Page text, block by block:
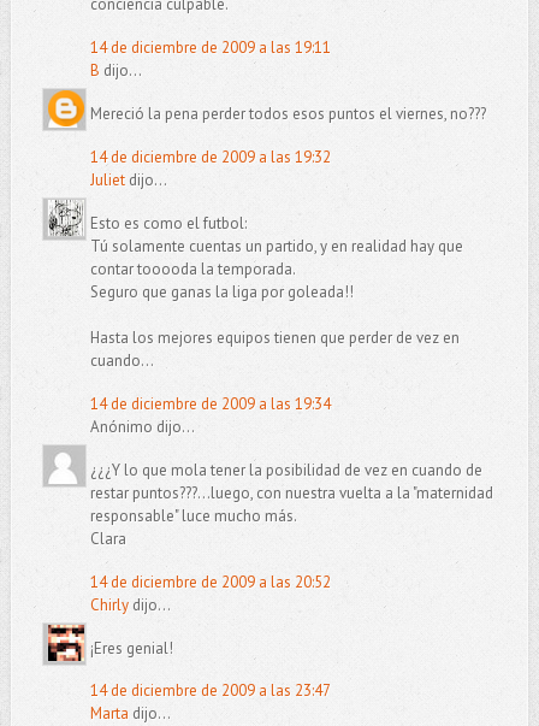
conciencia culpable.
14 de diciembre de 2009 a las 19:11
B dijo...
Mereció la pena perder todos esos puntos el viernes, no???
14 de diciembre de 2009 a las 19:32
Julietdijo...
Esto es como el futbol:
Tú solamente cuentas un partido, y en realidad hay que
contar tooooda la temporada.
Seguro que ganas la liga por goleada!!
Hasta los mejores equipos tienen que perder de vez en
cuando...
14 de diciembre de 2009 a las 19:34
Anónimo dijo...
¿¿¿Y lo que mola tener la posibilidad de vez en cuando de
restar puntos???...luego, con nuestra vuelta a la "maternidad
responsable" luce mucho más.
Clara
14 de diciembre de 2009 a las 20:52
Chirlydijo...
¡Eres genial!
14 de diciembre de 2009 a las 23:47
Marta dijo...